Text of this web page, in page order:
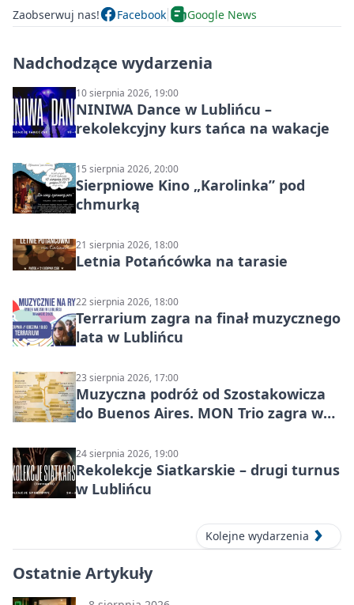
Zaobserwuj nas! Facebook Google News
Nadchodzące wydarzenia
10 sierpnia 2026, 19:00
NINIWA Dance w Lublińcu –
rekolekcyjny kurs tańca na wakacje
15 sierpnia 2026, 20:00
Sierpniowe Kino „Karolinka” pod
chmurką
21 sierpnia 2026, 18:00
Letnia Potańcówka na tarasie
22 sierpnia 2026, 18:00
Terrarium zagra na finał muzycznego
lata w Lublińcu
23 sierpnia 2026, 17:00
Muzyczna podróż od Szostakowicza
do Buenos Aires. MON Trio zagra w
24 sierpnia 2026, 19:00
Rekolekcje Siatkarskie – drugi turnus
w Lublińcu
Kolejne wydarzenia
Ostatnie Artykuły